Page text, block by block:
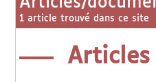
1 article trouvé dans ce site
Articles